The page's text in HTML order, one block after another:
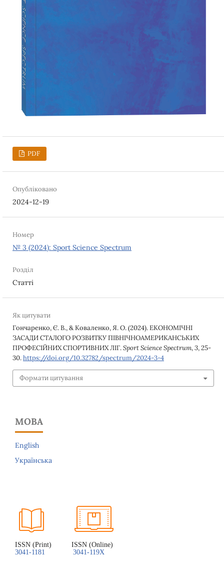
PDF
Опубліковано
2024-12-19
Номер
№ 3 (2024): Sport Science Spectrum
Розділ
Статті
Як цитувати
Гончаренко, Є. В., & Коваленко, Я. О. (2024). ЕКОНОМІЧНІ
ЗАСАДИ СТАЛОГО РОЗВИТКУ ПІВНІЧНОАМЕРИКАНСЬКИХ
ПРОФЕСІЙНИХ СПОРТИВНИХ ЛІГ.Sport Science Spectrum,3, 25-
30.https://doi.org/10.32782/spectrum/2024-3-4
Формати цитування
МОВА
English
Українська
ISSN (Print)          ISSN (Online)
3041-1181
3041-119X